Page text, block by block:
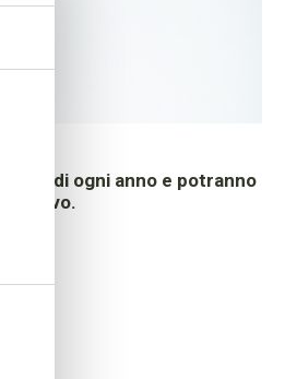
di ogni anno e potranno